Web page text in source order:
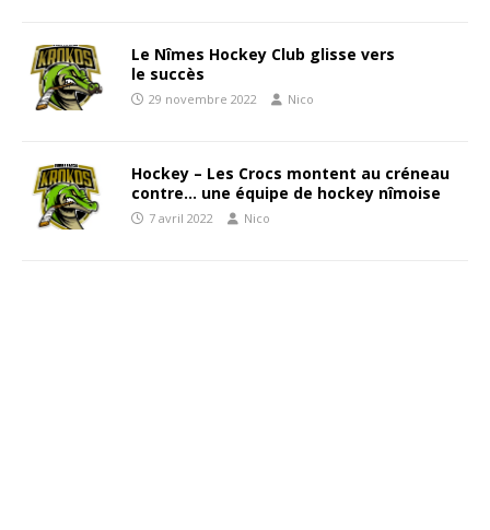
Le Nîmes Hockey Club glisse vers
le succès
29 novembre 2022 Nico
Hockey – Les Crocs montent au créneau
contre… une équipe de hockey nîmoise
7 avril 2022 Nico